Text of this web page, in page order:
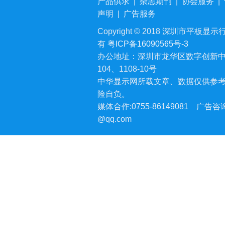
声明
广告服务
Copyright © 2018 深圳市平板显示
有 粤ICP备16090565号-3
办公地址：深圳市龙华区数字创新
104、1108-10号
中华显示网所载文章、数据仅供参
险自负。
媒体合作:0755-86149081
广告咨
@qq.com